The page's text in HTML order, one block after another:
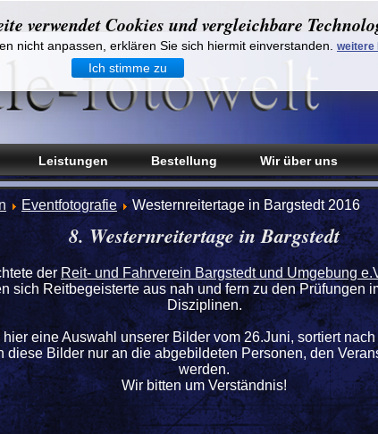
Leistungen Bestellung Wir über uns
verwendet Cookies und vergleichbare
nicht anpassen, erklären Sie sich hiermit einverstanden. weitere
Ich stimme zu
Eventfotografie Westernreitertage in Bargstedt 2016
8. Westernreitertage in Bargstedt
der Reit- und Fahrverein Bargstedt und Umgebung
sich Reitbegeisterte aus nah und fern zu den Prüfungen
Disziplinen.
eine Auswahl unserer Bilder vom 26.Juni, sortiert
Bilder nur an die abgebildeten Personen, den
werden.
Wir bitten um Verständnis!